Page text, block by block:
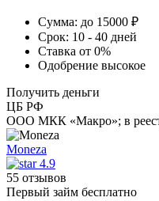
Сумма: до 15000 ₽
Срок: 10 - 40 дней
Ставка от 0%
Одобрение высокое
Получить деньги
ЦБ РФ
ООО МКК «Макро»; в
Moneza
4.9
55 отзывов
Первый займ бесплатно